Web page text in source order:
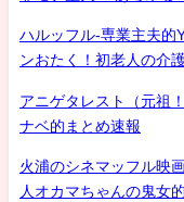
ハルッフル-専業主夫的
ンおたく！初老人の介
アニゲタレスト（元祖
ナベ的まとめ速報
火浦のシネマッフル映
人オカマちゃんの鬼女